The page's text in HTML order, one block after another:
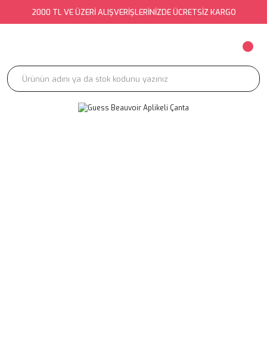
2000 TL VE ÜZERİ ALIŞVERİŞLERİNİZDE ÜCRETSİZ KARGO